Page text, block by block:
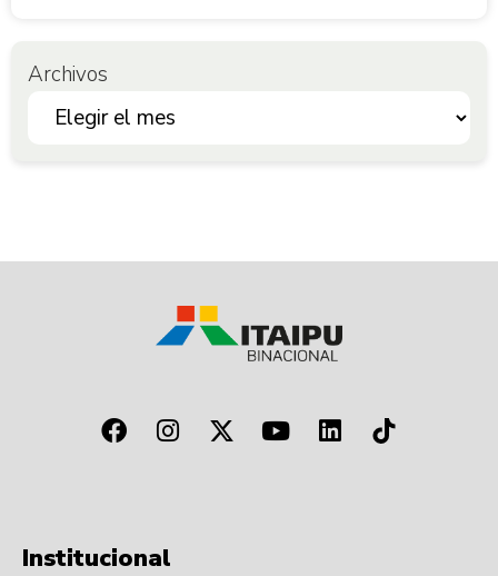
Archivos
Institucional